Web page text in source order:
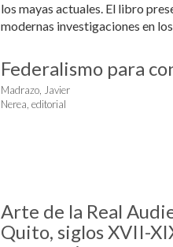
los mayas actuales. El libro
modernas investigaciones en
Federalismo para
Madrazo, Javier
Nerea, editorial
Arte de la Real
Quito, siglos XVII-